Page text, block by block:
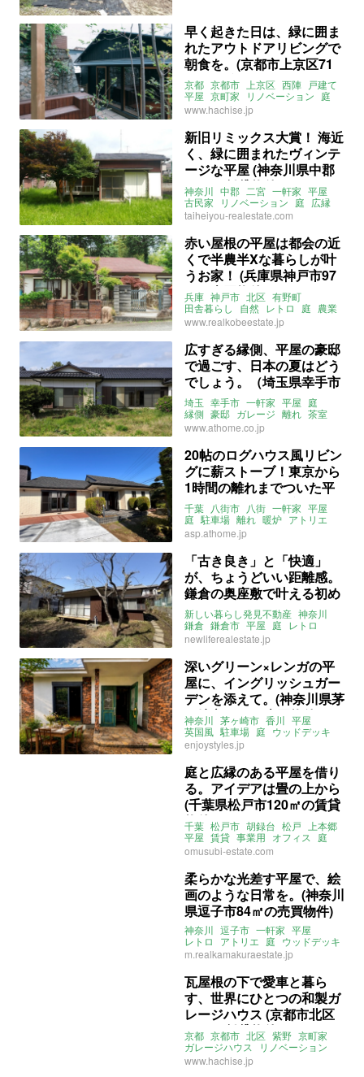
募集中 売買
早く起きた日は、緑に囲ま
れたアウトドアリビングで
朝食を。(京都市上京区71
㎡の賃貸物件)
京都 京都市 上京区 西陣 戸建て
平屋 京町家 リノベーション 庭
ウッドデッキ 床暖房
賃貸
www.hachise.jp
新旧リミックス大賞！ 海近
く、緑に囲まれたヴィンテ
ージな平屋 (神奈川県中郡
59㎡の賃貸物件)
神奈川 中郡 二宮 一軒家 平屋
古民家
リノベーション 庭 広縁
レトロ 2DK 海近
ペット飼育相談可
taiheiyou-realestate.com
赤い屋根の平屋は都会の近
くで半農半Xな暮らしが叶
うお家！ (兵庫県神戸市97
㎡の売買物件)
兵庫 神戸市 北区 有野町
田舎暮らし
自然 レトロ 庭 農業
平屋 ライター：葱山紫蘇子
www.realkobeestate.jp
広すぎる縁側、平屋の豪邸
で過ごす、日本の夏はどう
でしょう。（埼玉県幸手市
250㎡の売買物件）
埼玉 幸手市 一軒家 平屋 庭
縁側 豪邸 ガレージ 離れ 茶室
募集中 売買
www.athome.co.jp
20帖のログハウス風リビン
グに薪ストーブ！東京から
1時間の離れまでついた平
屋。（千葉県八街市166㎡
の売買物件）
千葉 八街市 八街 一軒家 平屋
庭 駐車場 離れ 暖炉 アトリエ
ドッグラン 3LDK
ライター：山中みく
asp.athome.jp
「古き良き」と「快適」
が、ちょうどいい距離感。
鎌倉の奥座敷で叶える初め
ての平屋暮らし (神奈川県
鎌倉市76㎡の賃貸物件)
新しい暮らし発見不動産 神奈川
鎌倉 鎌倉市 平屋 庭 レトロ
一軒家 4DK 賃貸
newliferealestate.jp
深いグリーン×レンガの平
屋に、イングリッシュガー
デンを添えて。(神奈川県茅
ヶ崎市86㎡の売買物件)
神奈川 茅ヶ崎市 香川 平屋
英国風 駐車場 庭 ウッドデッキ
2LDK 売買
enjoystyles.jp
庭と広縁のある平屋を借り
る。アイデアは畳の上から
(千葉県松戸市120㎡の賃貸
物件)
千葉 松戸市 胡録台 松戸
上本郷
平屋 賃貸 事業用 オフィス
庭
リノベーション 一戸建て
和モダン
塗り壁 アトリエ
omusubi不動産
賃貸
omusubi-estate.com
柔らかな光差す平屋で、絵
画のような日常を。(神奈川
県逗子市84㎡の売買物件)
神奈川 逗子市 一軒家 平屋
レトロ
アトリエ 庭 ウッドデッキ
売買
m.realkamakuraestate.jp
瓦屋根の下で愛車と暮ら
す、世界にひとつの和製ガ
レージハウス (京都市北区
57㎡の賃貸物件)
京都 京都市 北区 紫野 京町家
ガレージハウス
リノベーション
庭 ロフト 平屋
www.hachise.jp